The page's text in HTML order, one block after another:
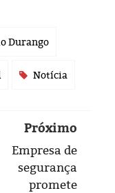
Durango
Notícia
Próximo
Empresa de
segurança
promete